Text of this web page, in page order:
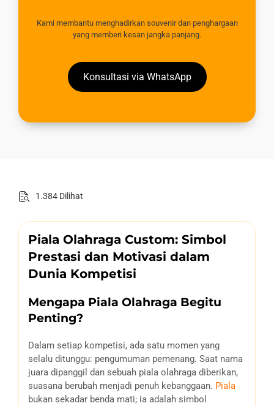
Kami membantu menghadirkan souvenir dan penghargaan
yang memberi kesan jangka panjang.
Konsultasi via WhatsApp
1.384 Dilihat
Piala Olahraga Custom: Simbol
Prestasi dan Motivasi dalam
Dunia Kompetisi
Mengapa Piala Olahraga Begitu
Penting?
Dalam setiap kompetisi, ada satu momen yang
selalu ditunggu: pengumuman pemenang. Saat nama
juara dipanggil dan sebuah piala olahraga diberikan,
suasana berubah menjadi penuh kebanggaan. Piala
bukan sekadar benda mati; ia adalah simbol